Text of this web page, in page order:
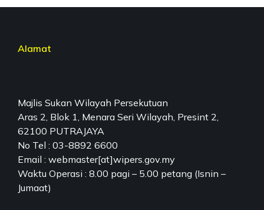
Alamat
Majlis Sukan Wilayah Persekutuan
Aras 2, Blok 1, Menara Seri Wilayah, Presint 2,
62100 PUTRAJAYA
No Tel : 03-8892 6600
Email : webmaster[at]wipers.gov.my
Waktu Operasi : 8.00 pagi – 5.00 petang (Isnin –
Jumaat)